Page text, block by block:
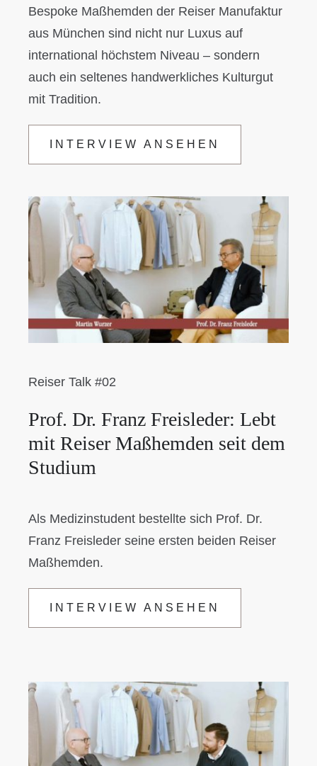
Bespoke Maßhemden der Reiser Manufaktur
aus München sind nicht nur Luxus auf
international höchstem Niveau – sondern
auch ein seltenes handwerkliches Kulturgut
mit Tradition.
INTERVIEW ANSEHEN
Reiser Talk #02
Prof. Dr. Franz Freisleder: Lebt
mit Reiser Maßhemden seit dem
Studium
Als Medizinstudent bestellte sich Prof. Dr.
Franz Freisleder seine ersten beiden Reiser
Maßhemden.
INTERVIEW ANSEHEN